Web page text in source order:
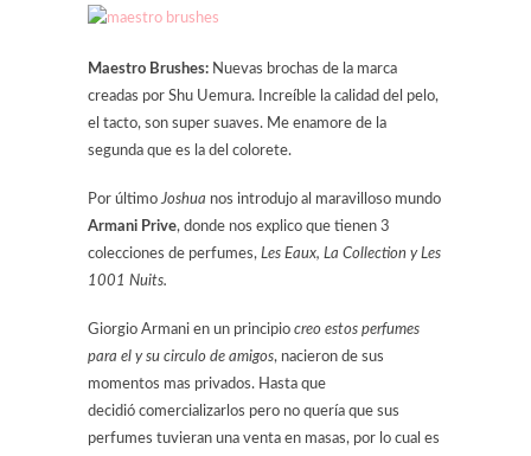
Maestro Brushes: Nuevas brochas de la marca
creadas por Shu Uemura. Increíble la calidad del pelo,
el tacto, son super suaves. Me enamore de la
segunda que es la del colorete.
Por últimoJoshua nos introdujo al maravilloso mundo
Armani Prive, donde nos explico que tienen 3
colecciones de perfumes, Les Eaux, La Collection y Les
1001 Nuits.
Giorgio Armani en un principio creo estos perfumes
para el y su circulo de amigos, nacieron de sus
momentos mas privados. Hasta que
decidió comercializarlos pero no quería que sus
perfumes tuvieran una venta en masas, por lo cual es